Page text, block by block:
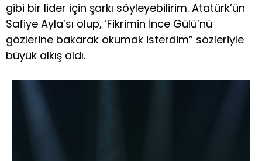
gibi bir lider için şarkı söyleyebilirim. Atatürk’ün
Safiye Ayla’sı olup, ‘Fikrimin İnce Gülü’nü
gözlerine bakarak okumak isterdim” sözleriyle
büyük alkış aldı.